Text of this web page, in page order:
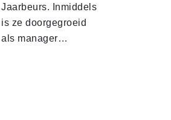
Jaarbeurs. Inmiddels
is ze doorgegroeid
als manager…